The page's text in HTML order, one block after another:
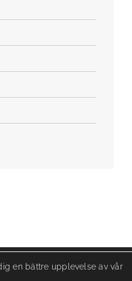
en bättre upplevelse av vår